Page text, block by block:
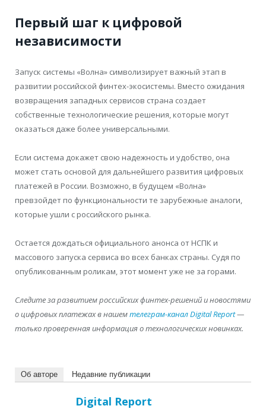
Первый шаг к цифровой
независимости
Запуск системы «Волна» символизирует важный этап в
развитии российской финтех-экосистемы. Вместо ожидания
возвращения западных сервисов страна создает
собственные технологические решения, которые могут
оказаться даже более универсальными.
Если система докажет свою надежность и удобство, она
может стать основой для дальнейшего развития цифровых
платежей в России. Возможно, в будущем «Волна»
превзойдет по функциональности те зарубежные аналоги,
которые ушли с российского рынка.
Остается дождаться официального анонса от НСПК и
массового запуска сервиса во всех банках страны. Судя по
опубликованным роликам, этот момент уже не за горами.
Следите за развитием российских финтех-решений и новостями
о цифровых платежах в нашемтелеграм-канал Digital Report—
только проверенная информация о технологических новинках.
Об авторе Недавние публикации
Digital Report